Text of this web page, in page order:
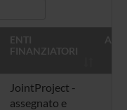
ENTI
FINANZIATORI
JointProject -
assegnato e